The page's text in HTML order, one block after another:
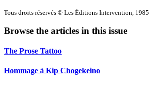
Tous droits réservés © Les Éditions Intervention, 1985
Browse the articles in this issue
The Prose Tattoo
Hommage à Kip Chogekeino